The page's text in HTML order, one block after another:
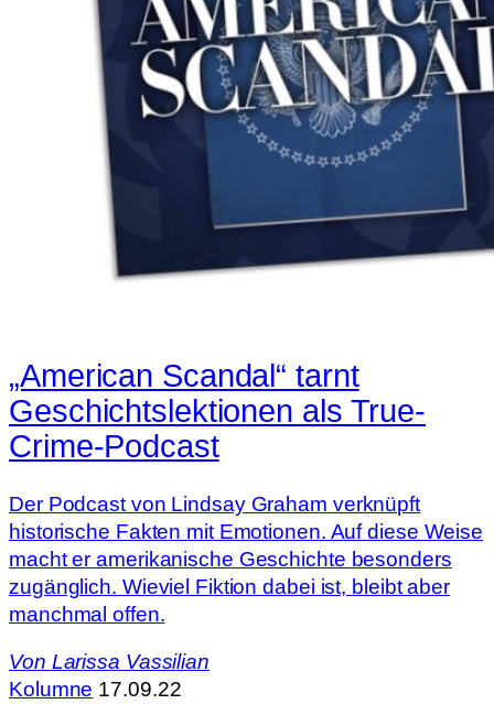
„American Scandal“ tarnt
Geschichtslektionen als True-
Crime-Podcast
Der Podcast von Lindsay Graham verknüpft
historische Fakten mit Emotionen. Auf diese Weise
macht er amerikanische Geschichte besonders
zugänglich. Wieviel Fiktion dabei ist, bleibt aber
manchmal offen.
Von Larissa Vassilian
Kolumne 17.09.22